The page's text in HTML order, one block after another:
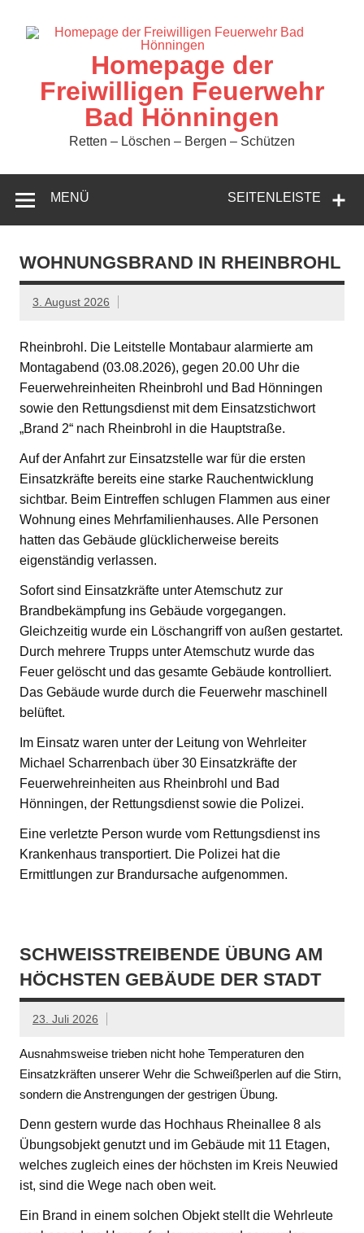
springen
Homepage der
Freiwilligen Feuerwehr
Bad Hönningen
Retten – Löschen – Bergen – Schützen
SEITENLEISTE
MENÜ
WOHNUNGSBRAND IN RHEINBROHL
3. August 2026
Rheinbrohl. Die Leitstelle Montabaur alarmierte am
Montagabend (03.08.2026), gegen 20.00 Uhr die
Feuerwehreinheiten Rheinbrohl und Bad Hönningen
sowie den Rettungsdienst mit dem Einsatzstichwort
„Brand 2“ nach Rheinbrohl in die Hauptstraße.
Auf der Anfahrt zur Einsatzstelle war für die ersten
Einsatzkräfte bereits eine starke Rauchentwicklung
sichtbar. Beim Eintreffen schlugen Flammen aus einer
Wohnung eines Mehrfamilienhauses. Alle Personen
hatten das Gebäude glücklicherweise bereits
eigenständig verlassen.
Sofort sind Einsatzkräfte unter Atemschutz zur
Brandbekämpfung ins Gebäude vorgegangen.
Gleichzeitig wurde ein Löschangriff von außen gestartet.
Durch mehrere Trupps unter Atemschutz wurde das
Feuer gelöscht und das gesamte Gebäude kontrolliert.
Das Gebäude wurde durch die Feuerwehr maschinell
belüftet.
Im Einsatz waren unter der Leitung von Wehrleiter
Michael Scharrenbach über 30 Einsatzkräfte der
Feuerwehreinheiten aus Rheinbrohl und Bad
Hönningen, der Rettungsdienst sowie die Polizei.
Eine verletzte Person wurde vom Rettungsdienst ins
Krankenhaus transportiert. Die Polizei hat die
Ermittlungen zur Brandursache aufgenommen.
SCHWEISSTREIBENDE ÜBUNG AM H
ÖCHSTEN GEBÄUDE DER STADT
23. Juli 2026
Ausnahmsweise trieben nicht hohe Temperaturen den
Einsatzkräften unserer Wehr die Schweißperlen auf die Stirn,
sondern die Anstrengungen der gestrigen Übung.
Denn gestern wurde das Hochhaus Rheinallee 8 als
Übungsobjekt genutzt und im Gebäude mit 11 Etagen,
welches zugleich eines der höchsten im Kreis Neuwied
ist, sind die Wege nach oben weit.
Ein Brand in einem solchen Objekt stellt die Wehrleute